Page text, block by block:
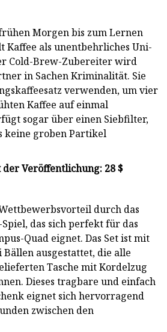
Morgen bis zum Lernen
Kaffee als unentbehrliches Uni-
Cold-Brew-Zubereiter wird
in Sachen Kriminalität. Sie
verwenden, um vier
Kaffee auf einmal
sogar über einen Siebfilter,
keine groben Partikel
Veröffentlichung: 28 $
durch das
das sich perfekt für das
Quad eignet. Das Set ist mit
ausgestattet, die alle
Tasche mit Kordelzug
Dieses tragbare und einfach
eignet sich hervorragend
zwischen den